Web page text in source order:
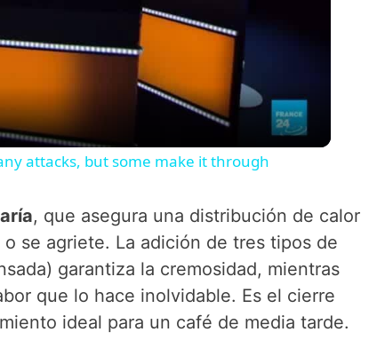
attacks, but some make it through
, que asegura una distribución de calor
se agriete. La adición de tres tipos de
garantiza la cremosidad, mientras
que lo hace inolvidable. Es el cierre
ideal para un café de media tarde.